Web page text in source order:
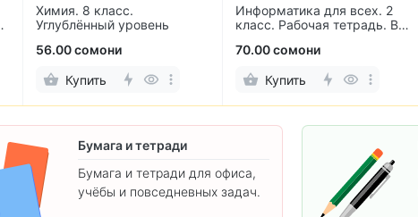
Химия. 8 класс.
Углублённый уровень
56.00 сомони
Купить
Информатика для всех. 2
класс. Рабочая тетрадь. В
70.00 сомони
Купить
Бумага и тетради
Бумага и тетради для офиса,
учёбы и повседневных задач.